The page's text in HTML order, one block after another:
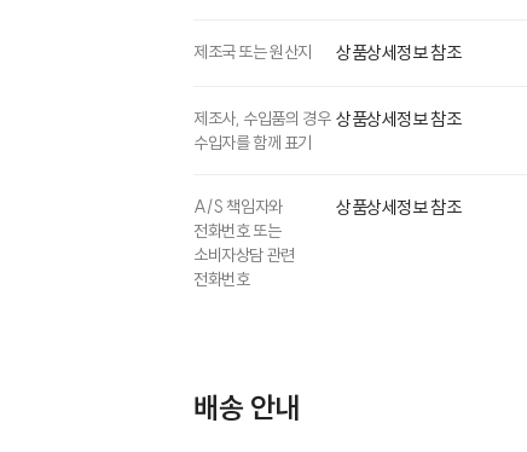
제조국 또는 원산지 상품상세정보 참조
제조사, 수입품의 경우
수입자를 함께 표기
상품상세정보 참조
A/S 책임자와
전화번호 또는
소비자상담 관련
전화번호
상품상세정보 참조
배송 안내